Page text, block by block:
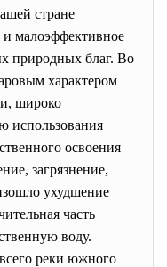
стране
и малоэффективное
природных благ. Во
характером
широко
использования
освоения
загрязнение,
ухудшение
часть
воду.
реки южного